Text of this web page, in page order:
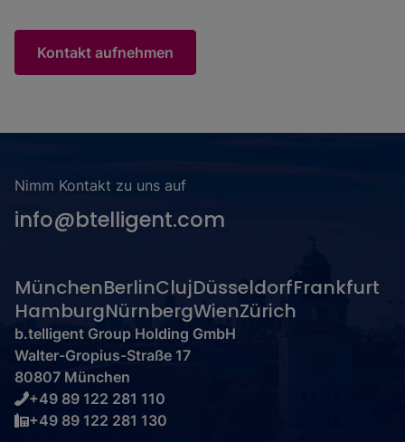
Kontakt aufnehmen
Nimm Kontakt zu uns auf
info@btelligent.com
MünchenBerlinClujDüsseldorfFrankfurt
HamburgNürnbergWienZürich
b.telligent Group Holding GmbH
Walter-Gropius-Straße 17
80807 München
+49 89 122 281 110
+49 89 122 281 130